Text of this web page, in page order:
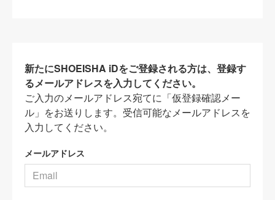
新たにSHOEISHA iDをご登録される方は、登録す
るメールアドレスを入力してください。
ご入力のメールアドレス宛てに「仮登録確認メー
ル」をお送りします。受信可能なメールアドレスを
入力してください。
メールアドレス